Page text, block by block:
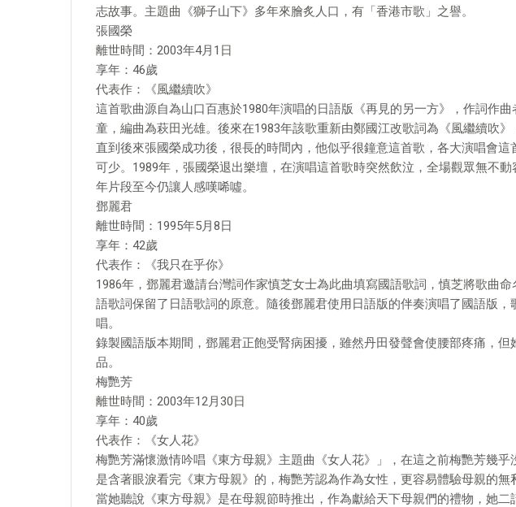
志故事。主題曲《獅子山下》多年來膾炙人口，有「香港市歌」之譽。
張國榮
離世時間：2003年4月1日
享年：46歲
代表作：《風繼續吹》
這首歌曲源自為山口百惠於1980年演唱的日語版《再見的另一方》，作詞作
童，編曲為萩田光雄。後來在1983年該歌重新由鄭國江改歌詞為《風繼續吹》
直到後來張國榮成功後，很長的時間內，他似乎很鐘意這首歌，各大演唱會這
可少。1989年，張國榮退出樂壇，在演唱這首歌時突然飲泣，全場觀眾無不
年片段至今仍讓人感嘆唏噓。
鄧麗君
離世時間：1995年5月8日
享年：42歲
代表作：《我只在乎你》
1986年，鄧麗君邀請台灣詞作家慎芝女士為此曲填寫國語歌詞，慎芝將歌曲
語歌詞保留了日語歌詞的原意。隨後鄧麗君使用日語版的伴奏演唱了國語版
唱。
錄製國語版本期間，鄧麗君正飽受腎病困擾，雖然丹田發聲會使腰部疼痛，
品。
梅艷芳
離世時間：2003年12月30日
享年：40歲
代表作：《女人花》
梅艷芳滿懷激情吟唱《東方母親》主題曲《女人花》」，在這之前梅艷芳幾
是含著眼淚看完《東方母親》的，梅艷芳認為作為女性，更容易體驗母親的無
當她聽說《東方母親》是在母親節時推出，作為獻給天下母親們的禮物，她二